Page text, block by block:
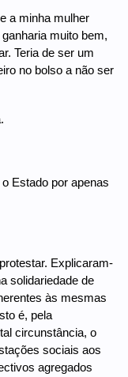
a minha mulher
muito bem,
Teria de ser um
no bolso a não ser
Estado por apenas
Explicaram-
solidariedade de
às mesmas
é, pela
circunstância, o
sociais aos
agregados